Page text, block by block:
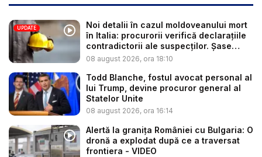
UPDATE
Noi detalii în cazul moldoveanului mort
în Italia: procurorii verifică declarațiile
contradictorii ale suspecților. Șase
per...
08 august 2026, ora 18:10
Todd Blanche, fostul avocat personal al
lui Trump, devine procuror general al
Statelor Unite
08 august 2026, ora 16:14
Alertă la granița României cu Bulgaria: O
dronă a explodat după ce a traversat
frontiera - VIDEO